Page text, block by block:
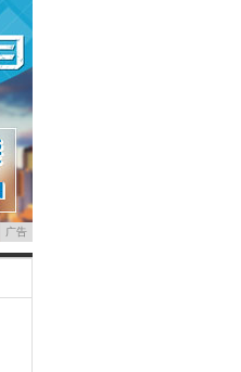
广告